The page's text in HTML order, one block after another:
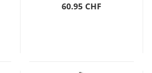
60.95 CHF